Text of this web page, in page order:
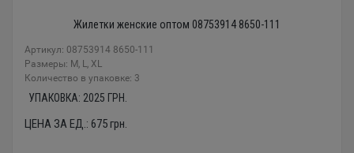
Жилетки женские оптом 08753914 8650-111
Артикул: 08753914 8650-111
Размеры: М, L, XL
Количество в упаковке: 3
УПАКОВКА: 2025 ГРН.
ЦЕНА ЗА ЕД.: 675грн.